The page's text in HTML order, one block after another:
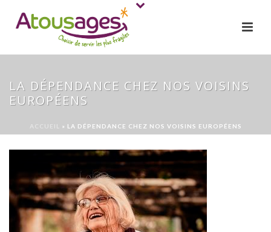
LA DÉPENDANCE CHEZ NOS VOISINS
EUROPÉENS
ACCUEIL » LA DÉPENDANCE CHEZ NOS VOISINS EUROPÉENS